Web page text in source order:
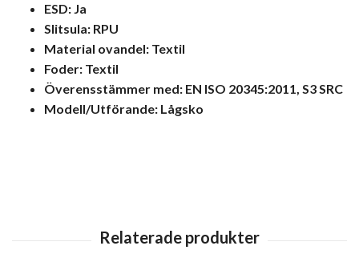
ESD: Ja
Slitsula: RPU
Material ovandel: Textil
Foder: Textil
Överensstämmer med: EN ISO 20345:2011, S3 SRC
Modell/Utförande: Lågsko